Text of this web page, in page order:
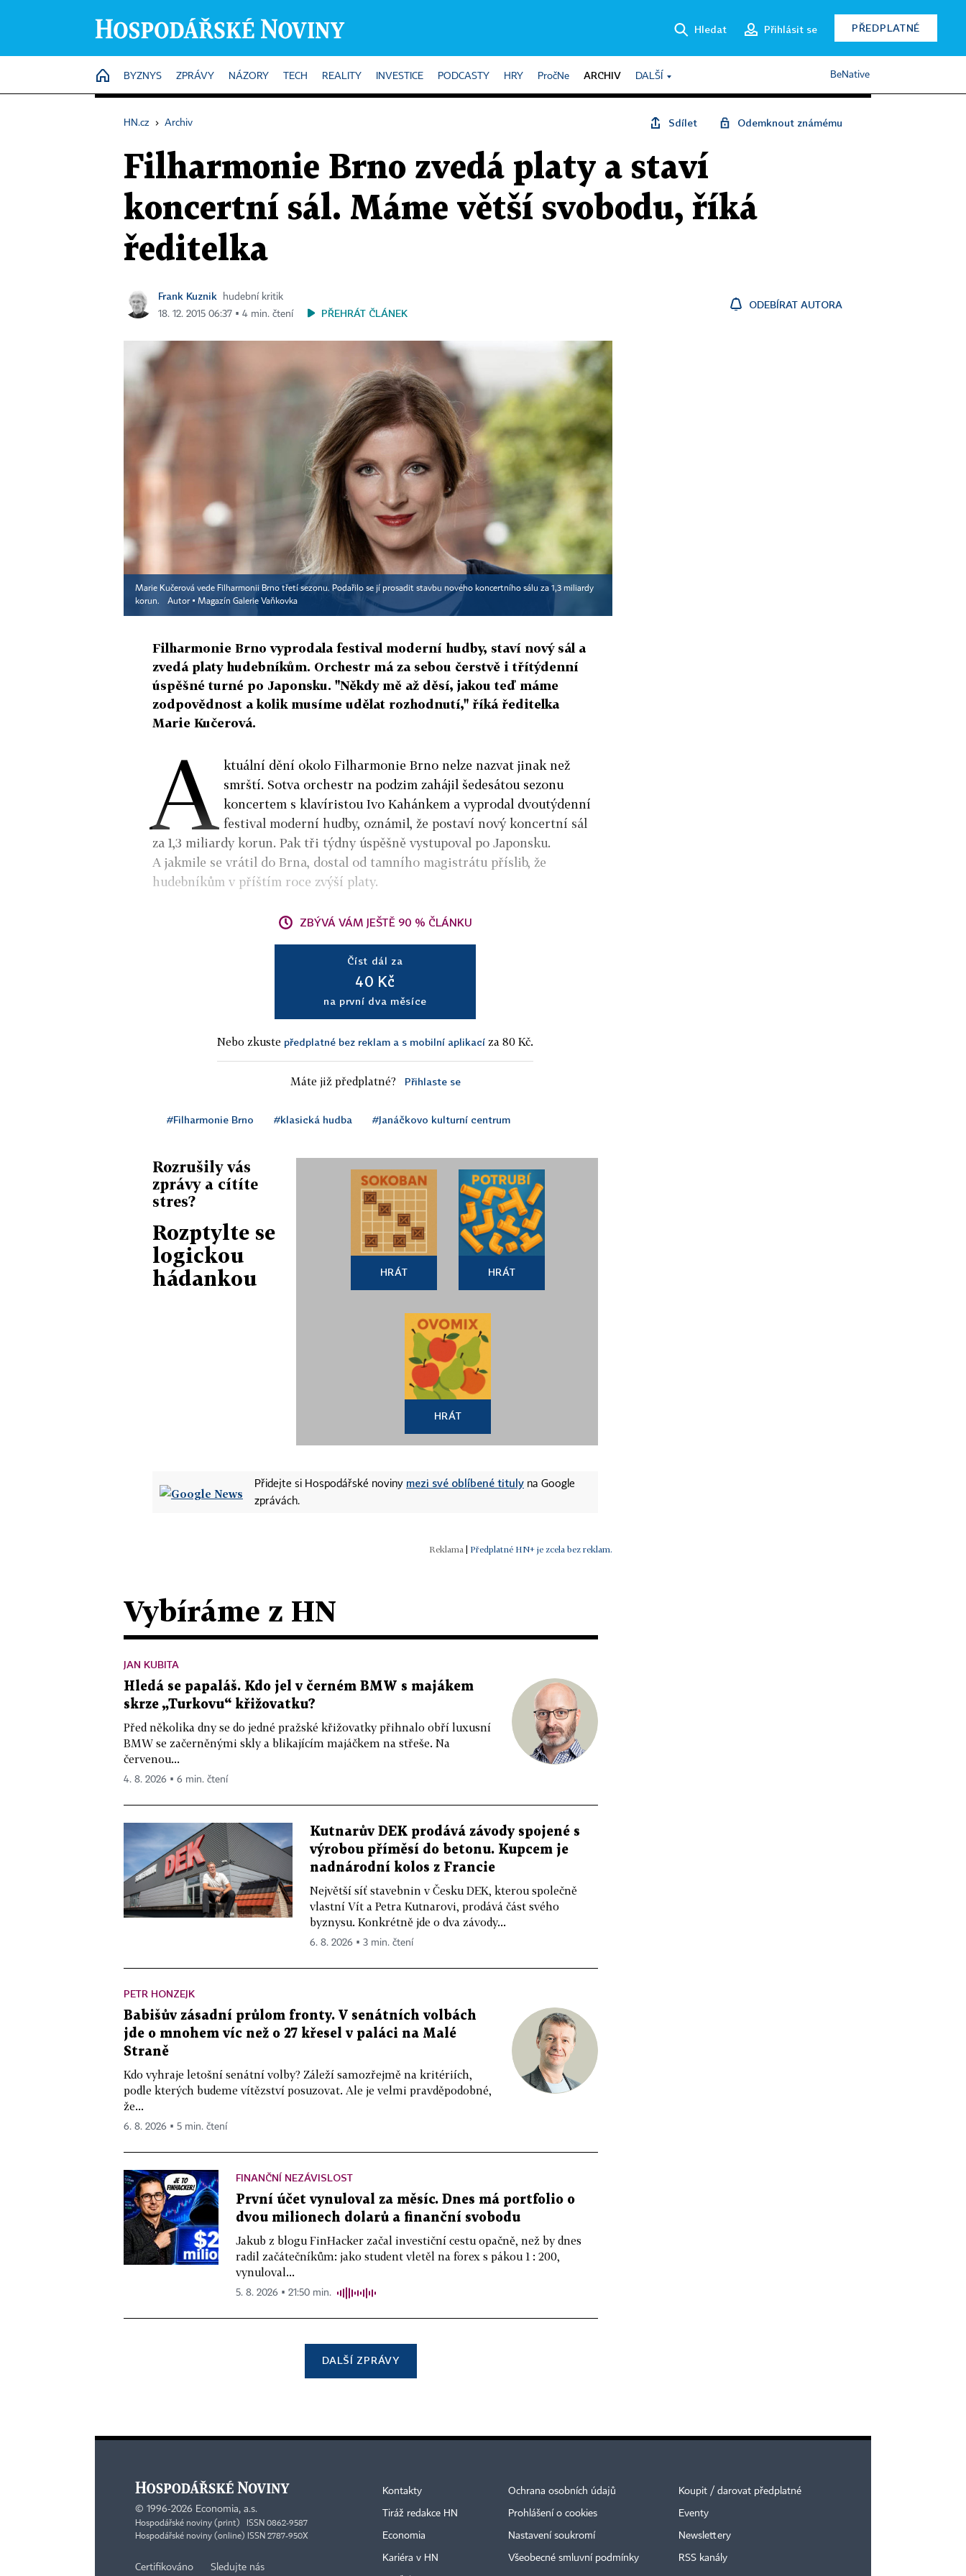
Hledat Přihlásit se PŘEDPLATNÉ
HOME
BYZNYS ZPRÁVY NÁZORY TECH REALITY INVESTICE PODCASTY HRY PročNe ARCHIV DALŠÍ BeNative
HN.cz › Archiv Sdílet Odemknout známému
Filharmonie Brno zvedá platy a staví
koncertní sál. Máme větší svobodu, říká
ředitelka
Frank Kuznik
hudební kritik
18. 12. 2015 06:37 ▪ 4 min. čtení
PŘEHRÁT ČLÁNEK
ODEBÍRAT AUTORA
Marie Kučerová vede Filharmonii Brno třetí sezonu. Podařilo se jí prosadit stavbu nového koncertního sálu za 1,3 miliardy
korun.
Autor ▪ Magazín Galerie Vaňkovka
Filharmonie Brno vyprodala festival moderní hudby, staví nový sál a
zvedá platy hudebníkům. Orchestr má za sebou čerstvě i třítýdenní
úspěšné turné po Japonsku. "Někdy mě až děsí, jakou teď máme
zodpovědnost a kolik musíme udělat rozhodnutí," říká ředitelka
Marie Kučerová.
A ktuální dění okolo Filharmonie Brno nelze nazvat jinak než
smrští. Sotva orchestr na podzim zahájil šedesátou sezonu
koncertem s klavíristou Ivo Kahánkem a vyprodal dvoutýdenní
festival moderní hudby, oznámil, že postaví nový koncertní sál
za 1,3 miliardy korun. Pak tři týdny úspěšně vystupoval po Japonsku.
A jakmile se vrátil do Brna, dostal od tamního magistrátu příslib, že
hudebníkům v příštím roce zvýší platy.
ZBÝVÁ VÁM JEŠTĚ 90 % ČLÁNKU
Číst dál za
40 Kč
na první dva měsíce
Nebo zkuste předplatné bez reklam a s mobilní aplikací za 80 Kč.
Máte již předplatné? Přihlaste se
#Filharmonie Brno #klasická hudba #Janáčkovo kulturní centrum
Rozrušily vás
zprávy a cítíte
stres?
Rozptylte se
logickou
hádankou
HRÁT HRÁT
HRÁT
Přidejte si Hospodářské noviny mezi své oblíbené tituly na Google
zprávách.
| Předplatné HN+ je zcela bez reklam.
Vybíráme z HN
JAN KUBITA
Hledá se papaláš. Kdo jel v černém BMW s majákem
skrze „Turkovu“ křižovatku?
Před několika dny se do jedné pražské křižovatky přihnalo obří luxusní
BMW se začerněnými skly a blikajícím majáčkem na střeše. Na
červenou...
4. 8. 2026 ▪ 6 min. čtení
Kutnarův DEK prodává závody spojené s
výrobou příměsí do betonu. Kupcem je
nadnárodní kolos z Francie
Největší síť stavebnin v Česku DEK, kterou společně
vlastní Vít a Petra Kutnarovi, prodává část svého
byznysu. Konkrétně jde o dva závody...
6. 8. 2026 ▪ 3 min. čtení
PETR HONZEJK
Babišův zásadní průlom fronty. V senátních volbách
jde o mnohem víc než o 27 křesel v paláci na Malé
Straně
Kdo vyhraje letošní senátní volby? Záleží samozřejmě na kritériích,
podle kterých budeme vítězství posuzovat. Ale je velmi pravděpodobné,
že...
6. 8. 2026 ▪ 5 min. čtení
FINANČNÍ NEZÁVISLOST
První účet vynuloval za měsíc. Dnes má portfolio o
dvou milionech dolarů a finanční svobodu
Jakub z blogu FinHacker začal investiční cestu opačně, než by dnes
radil začátečníkům: jako student vletěl na forex s pákou 1 : 200,
vynuloval...
5. 8. 2026 ▪ 21:50 min.
DALŠÍ ZPRÁVY
© 1996-2026 Economia, a.s.
Hospodářské noviny (print) ISSN 0862-9587
Hospodářské noviny (online) ISSN 2787-950X
Certifikováno Sledujte nás
Kontakty
Tiráž redakce HN
Economia
Kariéra v HN
Ochrana osobních údajů
Prohlášení o cookies
Nastavení soukromí
Všeobecné smluvní podmínky
Koupit / darovat předplatné
Eventy
Newslettery
RSS kanály